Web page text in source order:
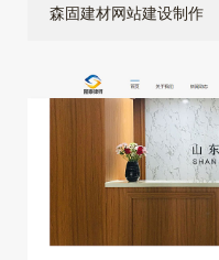
森固建材网站建设制作